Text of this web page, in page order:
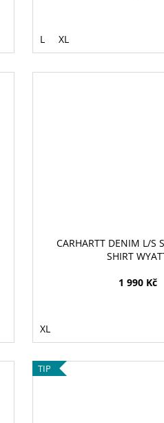
L XL
CARHARTT DENIM L/S
SHIRT
1 990 Kč
XL
TIP